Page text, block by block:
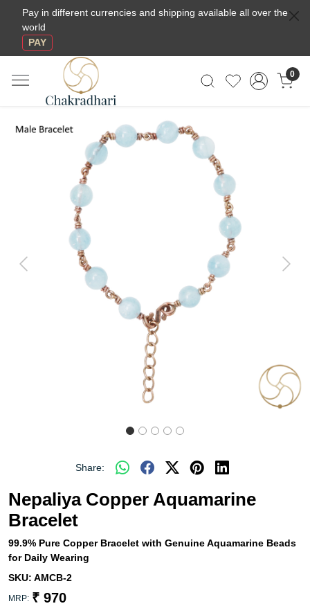
Pay in different currencies and shipping available all over the
world
PAY
0
Previous Next
Share:
Nepaliya Copper Aquamarine
Bracelet
99.9% Pure Copper Bracelet with Genuine Aquamarine Beads
for Daily Wearing
SKU: AMCB-2
MRP: ₹ 970